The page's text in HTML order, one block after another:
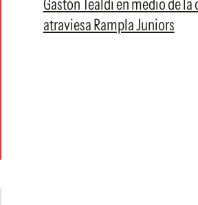
Gastón Tealdi en medio de la
atraviesa Rampla Juniors